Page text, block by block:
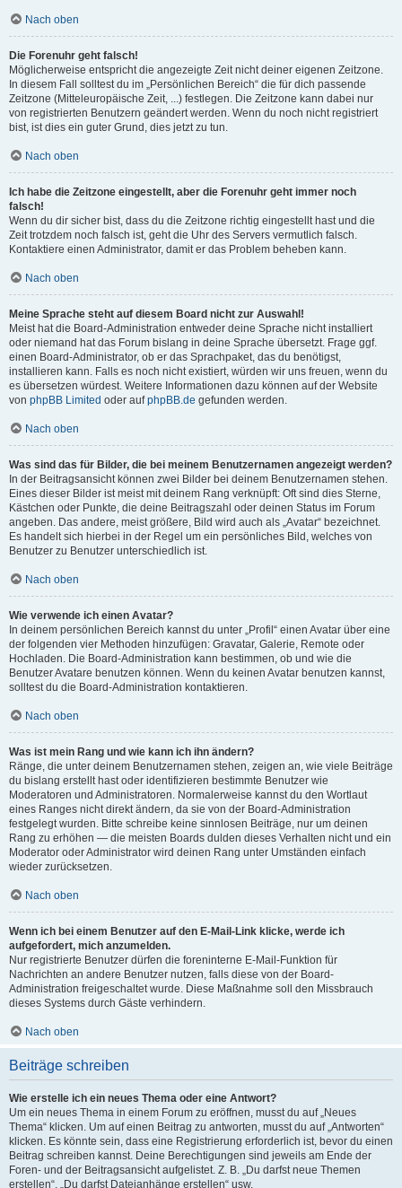
Nach oben
Die Forenuhr geht falsch!
Möglicherweise entspricht die angezeigte Zeit nicht deiner eigenen Zeitzone.
In diesem Fall solltest du im „Persönlichen Bereich“ die für dich passende
Zeitzone (Mitteleuropäische Zeit, ...) festlegen. Die Zeitzone kann dabei nur
von registrierten Benutzern geändert werden. Wenn du noch nicht registriert
bist, ist dies ein guter Grund, dies jetzt zu tun.
Nach oben
Ich habe die Zeitzone eingestellt, aber die Forenuhr geht immer noch
falsch!
Wenn du dir sicher bist, dass du die Zeitzone richtig eingestellt hast und die
Zeit trotzdem noch falsch ist, geht die Uhr des Servers vermutlich falsch.
Kontaktiere einen Administrator, damit er das Problem beheben kann.
Nach oben
Meine Sprache steht auf diesem Board nicht zur Auswahl!
Meist hat die Board-Administration entweder deine Sprache nicht installiert
oder niemand hat das Forum bislang in deine Sprache übersetzt. Frage ggf.
einen Board-Administrator, ob er das Sprachpaket, das du benötigst,
installieren kann. Falls es noch nicht existiert, würden wir uns freuen, wenn du
es übersetzen würdest. Weitere Informationen dazu können auf der Website
von phpBB Limited oder aufphpBB.de gefunden werden.
Nach oben
Was sind das für Bilder, die bei meinem Benutzernamen angezeigt werden?
In der Beitragsansicht können zwei Bilder bei deinem Benutzernamen stehen.
Eines dieser Bilder ist meist mit deinem Rang verknüpft: Oft sind dies Sterne,
Kästchen oder Punkte, die deine Beitragszahl oder deinen Status im Forum
angeben. Das andere, meist größere, Bild wird auch als „Avatar“ bezeichnet.
Es handelt sich hierbei in der Regel um ein persönliches Bild, welches von
Benutzer zu Benutzer unterschiedlich ist.
Nach oben
Wie verwende ich einen Avatar?
In deinem persönlichen Bereich kannst du unter „Profil“ einen Avatar über eine
der folgenden vier Methoden hinzufügen: Gravatar, Galerie, Remote oder
Hochladen. Die Board-Administration kann bestimmen, ob und wie die
Benutzer Avatare benutzen können. Wenn du keinen Avatar benutzen kannst,
solltest du die Board-Administration kontaktieren.
Nach oben
Was ist mein Rang und wie kann ich ihn ändern?
Ränge, die unter deinem Benutzernamen stehen, zeigen an, wie viele Beiträge
du bislang erstellt hast oder identifizieren bestimmte Benutzer wie
Moderatoren und Administratoren. Normalerweise kannst du den Wortlaut
eines Ranges nicht direkt ändern, da sie von der Board-Administration
festgelegt wurden. Bitte schreibe keine sinnlosen Beiträge, nur um deinen
Rang zu erhöhen — die meisten Boards dulden dieses Verhalten nicht und ein
Moderator oder Administrator wird deinen Rang unter Umständen einfach
wieder zurücksetzen.
Nach oben
Wenn ich bei einem Benutzer auf den E-Mail-Link klicke, werde ich
aufgefordert, mich anzumelden.
Nur registrierte Benutzer dürfen die foreninterne E-Mail-Funktion für
Nachrichten an andere Benutzer nutzen, falls diese von der Board-
Administration freigeschaltet wurde. Diese Maßnahme soll den Missbrauch
dieses Systems durch Gäste verhindern.
Nach oben
Beiträge schreiben
Wie erstelle ich ein neues Thema oder eine Antwort?
Um ein neues Thema in einem Forum zu eröffnen, musst du auf „Neues
Thema“ klicken. Um auf einen Beitrag zu antworten, musst du auf „Antworten“
klicken. Es könnte sein, dass eine Registrierung erforderlich ist, bevor du einen
Beitrag schreiben kannst. Deine Berechtigungen sind jeweils am Ende der
Foren- und der Beitragsansicht aufgelistet. Z. B. „Du darfst neue Themen
erstellen“, „Du darfst Dateianhänge erstellen“ usw.